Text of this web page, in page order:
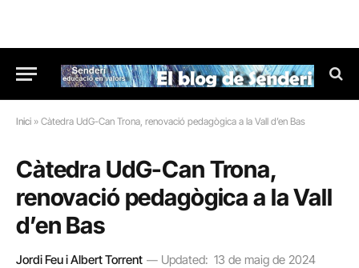
Inici » Càtedra UdG-Can Trona, renovació pedagògica a la Vall d’en Bas
Càtedra UdG-Can Trona,
renovació pedagògica a la Vall
d’en Bas
Jordi Feu i Albert Torrent Updated: 13 de maig de 2024